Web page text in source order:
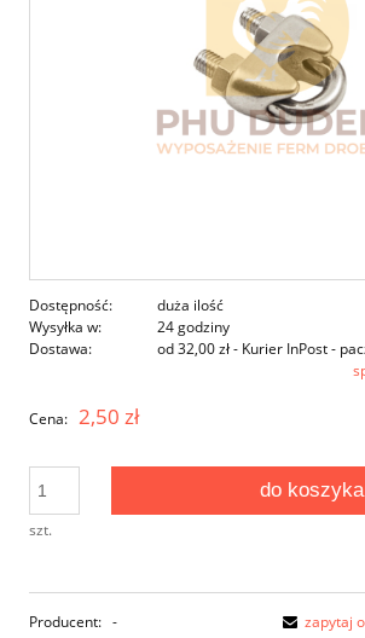
Dostępność:
duża ilość
Wysyłka w:
24 godziny
Dostawa:
od 32,00 zł- Kurier InPost -
Cena nie zawiera ewentualnych kosztów
Cena: 2,50 zł
szt.
do koszyka
Producent: -
zapytaj